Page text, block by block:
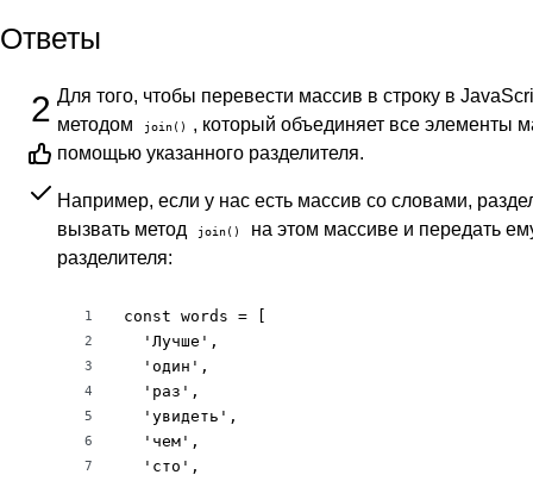
Ответы
2 Для того, чтобы перевести массив в строку в
методом
join()
, который объединяет все элементы
помощью указанного разделителя.
Например, если у нас есть массив со словами,
вызвать метод
join()
на этом массиве и передать
разделителя:
1
2
3
4
5
6
7
const words = [
  'Лучше',
  'один',
  'раз',
  'увидеть',
  'чем',
  'сто',